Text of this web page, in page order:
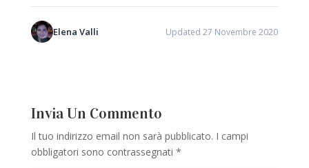
Elena Valli Updated 27 Novembre 2020
Invia Un Commento
Il tuo indirizzo email non sarà pubblicato. I campi
obbligatori sono contrassegnati *